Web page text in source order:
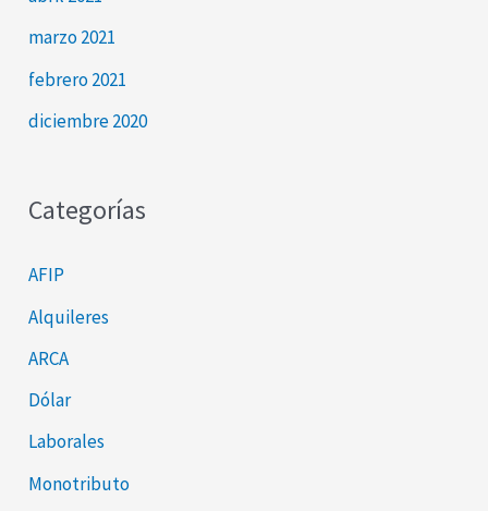
marzo 2021
febrero 2021
diciembre 2020
Categorías
AFIP
Alquileres
ARCA
Dólar
Laborales
Monotributo